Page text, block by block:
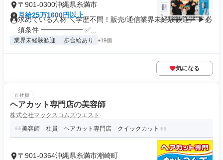
〒901-0300沖縄県糸満市
月給25万1600円以上
求めている人材 ＼学歴不問！販売/通信業界未経験歓迎／ ▶必
須条件 ━━━━━━ ✅...
業界未経験歓迎 歩合給あり +19個
気になる
正社員
ヘアカット専門店の美容師
株式会社マックスコムズウエスト
美容師 社員 ヘアカット専門店 クイックカット
〒901-0364沖縄県糸満市潮崎町